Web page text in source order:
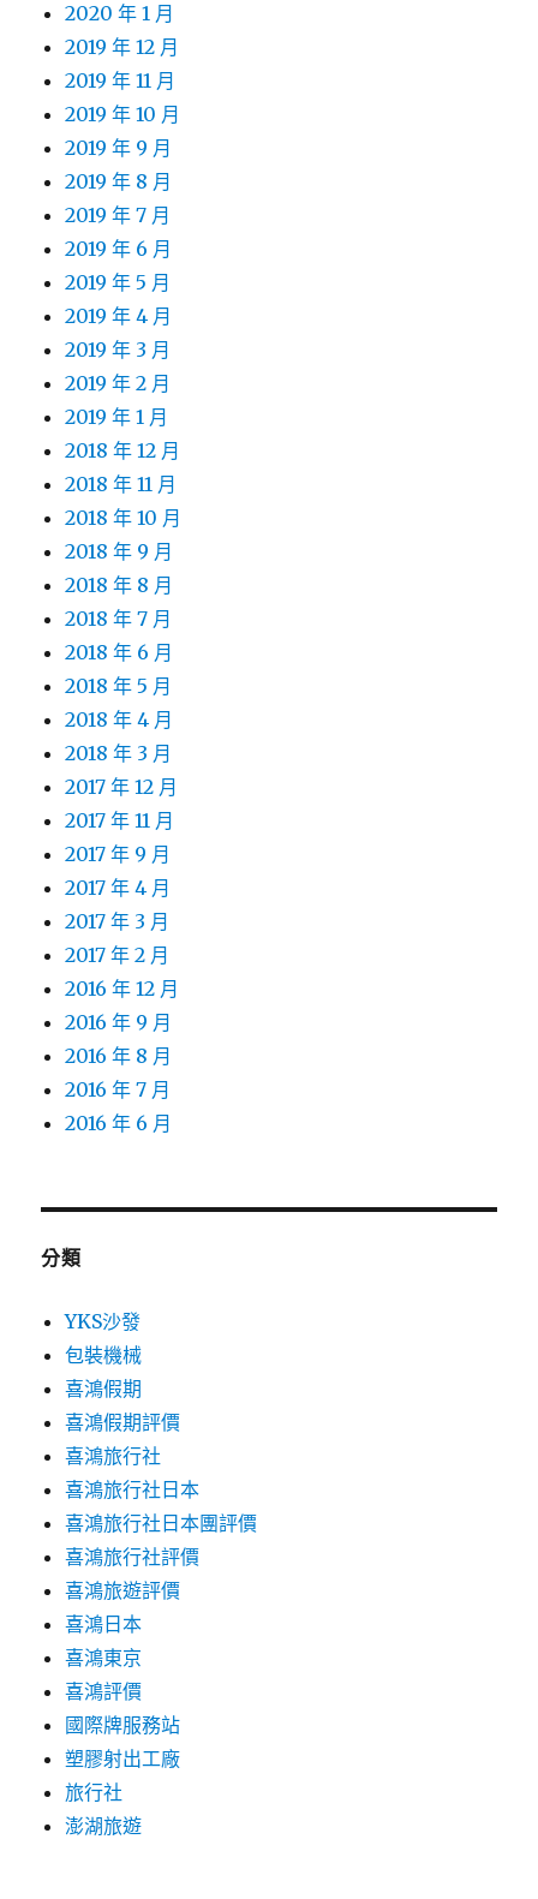
2020 年 1 月
2019 年 12 月
2019 年 11 月
2019 年 10 月
2019 年 9 月
2019 年 8 月
2019 年 7 月
2019 年 6 月
2019 年 5 月
2019 年 4 月
2019 年 3 月
2019 年 2 月
2019 年 1 月
2018 年 12 月
2018 年 11 月
2018 年 10 月
2018 年 9 月
2018 年 8 月
2018 年 7 月
2018 年 6 月
2018 年 5 月
2018 年 4 月
2018 年 3 月
2017 年 12 月
2017 年 11 月
2017 年 9 月
2017 年 4 月
2017 年 3 月
2017 年 2 月
2016 年 12 月
2016 年 9 月
2016 年 8 月
2016 年 7 月
2016 年 6 月
分類
YKS沙發
包裝機械
喜鴻假期
喜鴻假期評價
喜鴻旅行社
喜鴻旅行社日本
喜鴻旅行社日本團評價
喜鴻旅行社評價
喜鴻旅遊評價
喜鴻日本
喜鴻東京
喜鴻評價
國際牌服務站
塑膠射出工廠
旅行社
澎湖旅遊